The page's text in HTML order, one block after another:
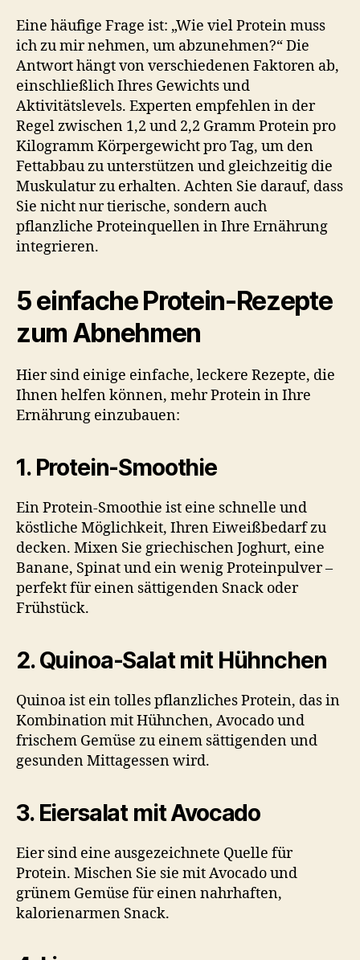
Eine häufige Frage ist: „Wie viel Protein muss
ich zu mir nehmen, um abzunehmen?“ Die
Antwort hängt von verschiedenen Faktoren ab,
einschließlich Ihres Gewichts und
Aktivitätslevels. Experten empfehlen in der
Regel zwischen 1,2 und 2,2 Gramm Protein pro
Kilogramm Körpergewicht pro Tag, um den
Fettabbau zu unterstützen und gleichzeitig die
Muskulatur zu erhalten. Achten Sie darauf, dass
Sie nicht nur tierische, sondern auch
pflanzliche Proteinquellen in Ihre Ernährung
integrieren.
5 einfache Protein-Rezepte
zum Abnehmen
Hier sind einige einfache, leckere Rezepte, die
Ihnen helfen können, mehr Protein in Ihre
Ernährung einzubauen:
1. Protein-Smoothie
Ein Protein-Smoothie ist eine schnelle und
köstliche Möglichkeit, Ihren Eiweißbedarf zu
decken. Mixen Sie griechischen Joghurt, eine
Banane, Spinat und ein wenig Proteinpulver –
perfekt für einen sättigenden Snack oder
Frühstück.
2. Quinoa-Salat mit Hühnchen
Quinoa ist ein tolles pflanzliches Protein, das in
Kombination mit Hühnchen, Avocado und
frischem Gemüse zu einem sättigenden und
gesunden Mittagessen wird.
3. Eiersalat mit Avocado
Eier sind eine ausgezeichnete Quelle für
Protein. Mischen Sie sie mit Avocado und
grünem Gemüse für einen nahrhaften,
kalorienarmen Snack.